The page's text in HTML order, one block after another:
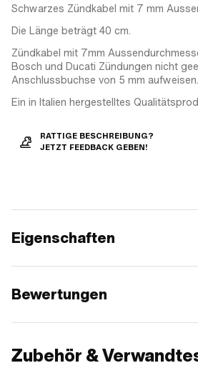
Schwarzes Zündkabel mit 7 mm
Die Länge beträgt 40 cm.
Zündkabel mit 7mm
Bosch und Ducati Zündungen nicht
Anschlussbuchse von 5 mm aufweisen.
Ein in Italien hergestelltes
RATTIGE BESCHREIBUNG?
JETZT FEEDBACK GEBEN!
Eigenschaften
Bewertungen
Zubehör &